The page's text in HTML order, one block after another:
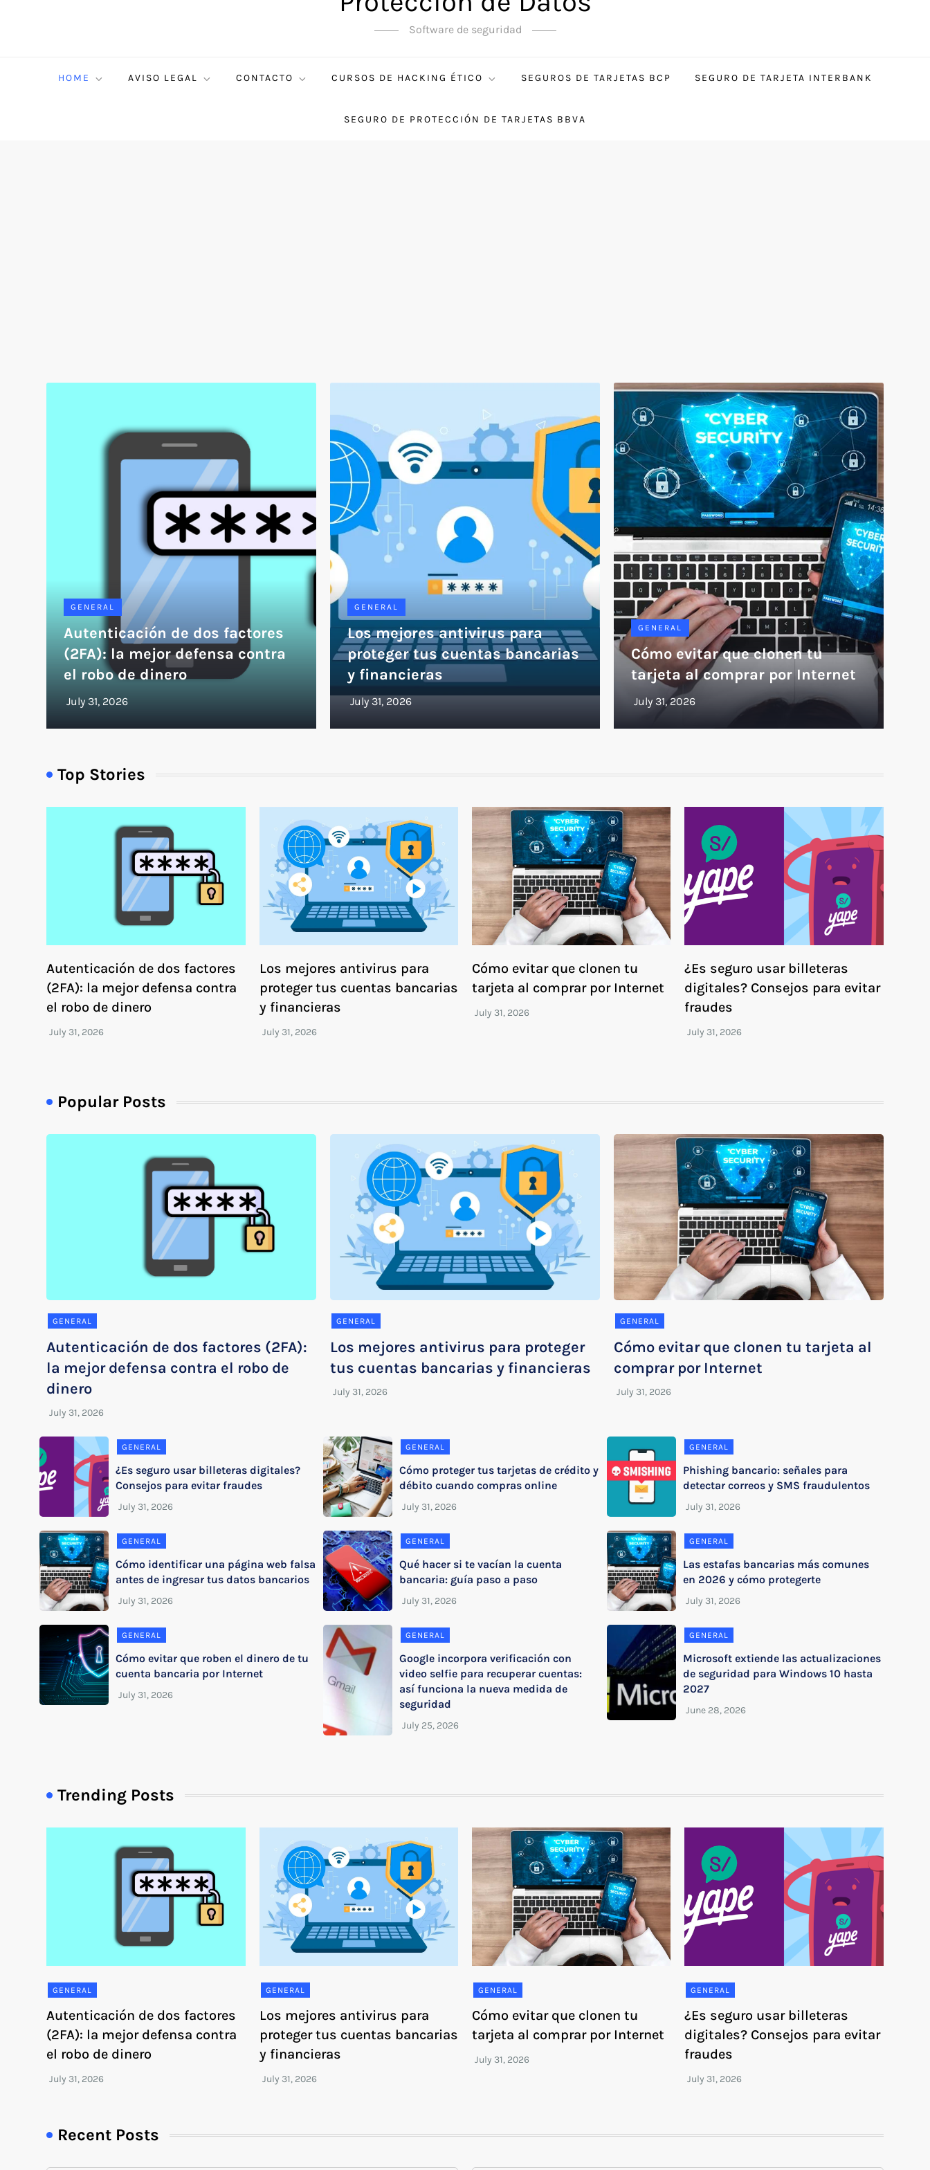
Software de seguridad
HOME AVISO LEGAL CONTACTO CURSOS DE HACKING ÉTICO SEGUROS DE TARJETAS BCP SEGURO DE TARJETA INTERBANK
SEGURO DE PROTECCIÓN DE TARJETAS BBVA
GENERAL
Autenticación de dos factores
(2FA): la mejor defensa contra
el robo de dinero
GENERAL
Los mejores antivirus para
proteger tus cuentas bancarias
y financieras
GENERAL
Cómo evitar que clonen tu
tarjeta al comprar por Internet
Top Stories
Autenticación de dos factores
(2FA): la mejor defensa contra
el robo de dinero
Los mejores antivirus para
proteger tus cuentas bancarias
y financieras
Cómo evitar que clonen tu
tarjeta al comprar por Internet
¿Es seguro usar billeteras
digitales? Consejos para evitar
fraudes
Popular Posts
GENERAL
Autenticación de dos factores (2FA):
la mejor defensa contra el robo de
dinero
GENERAL
Los mejores antivirus para proteger
tus cuentas bancarias y financieras
GENERAL
Cómo evitar que clonen tu tarjeta al
comprar por Internet
GENERAL
¿Es seguro usar billeteras digitales?
Consejos para evitar fraudes
GENERAL
Cómo proteger tus tarjetas de crédito y
débito cuando compras online
GENERAL
Phishing bancario: señales para
detectar correos y SMS fraudulentos
GENERAL
Cómo identificar una página web falsa
antes de ingresar tus datos bancarios
GENERAL
Qué hacer si te vacían la cuenta
bancaria: guía paso a paso
GENERAL
Las estafas bancarias más comunes
en 2026 y cómo protegerte
GENERAL
Cómo evitar que roben el dinero de tu
cuenta bancaria por Internet
GENERAL
Google incorpora verificación con
video selfie para recuperar cuentas:
así funciona la nueva medida de
seguridad
GENERAL
Microsoft extiende las actualizaciones
de seguridad para Windows 10 hasta
2027
Trending Posts
GENERAL
Autenticación de dos factores
(2FA): la mejor defensa contra
el robo de dinero
GENERAL
Los mejores antivirus para
proteger tus cuentas bancarias
y financieras
GENERAL
Cómo evitar que clonen tu
tarjeta al comprar por Internet
GENERAL
¿Es seguro usar billeteras
digitales? Consejos para evitar
fraudes
Recent Posts